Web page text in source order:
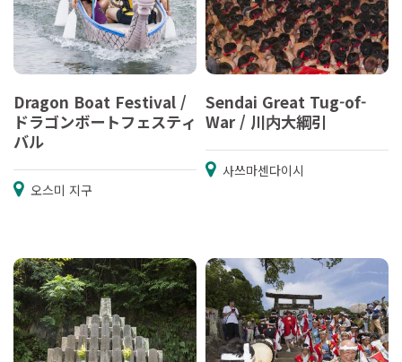
Dragon Boat Festival /
ドラゴンボートフェスティ
バル
오스미 지구
Sendai Great Tug-of-
War / 川内大綱引
사쓰마센다이시